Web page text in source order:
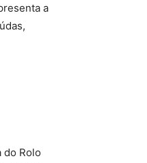
a
do Rolo